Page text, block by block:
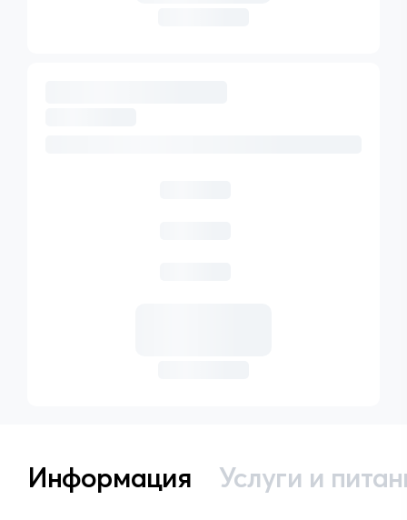
Информация Услуги и